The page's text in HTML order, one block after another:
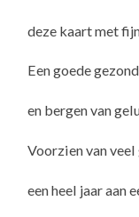
deze kaart met
Een goede
en bergen van
Voorzien van
een heel jaar aan